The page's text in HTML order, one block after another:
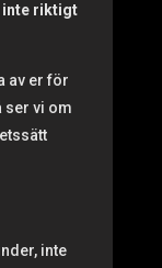
inte riktigt
av er för
ser vi om
inte